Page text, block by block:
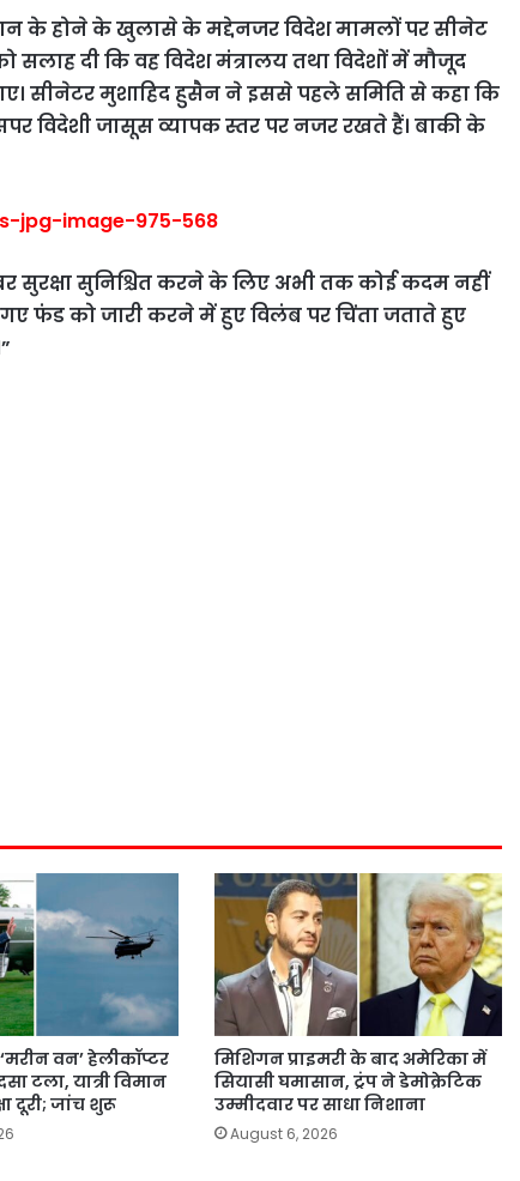
के होने के खुलासे के मद्देनजर विदेश मामलों पर सीनेट
दी कि वह विदेश मंत्रालय तथा विदेशों में मौजूद
सीनेटर मुशाहिद हुसैन ने इससे पहले समिति से कहा कि
विदेशी जासूस व्यापक स्तर पर नजर रखते हैं। बाकी के
सुरक्षा सुनिश्चित करने के लिए अभी तक कोई कदम नहीं
गए फंड को जारी करने में हुए विलंब पर चिंता जताते हुए
वन’ हेलीकॉप्टर
टला, यात्री विमान
दूरी; जांच शुरू
मिशिगन प्राइमरी के बाद अमेरिका में
सियासी घमासान, ट्रंप ने डेमोक्रेटिक
उम्मीदवार पर साधा निशाना
August 6, 2026